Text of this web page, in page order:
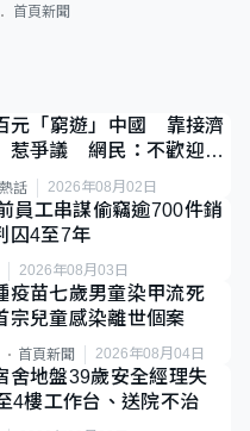
首頁新聞
元「窮遊」中國 靠接濟
惹爭議 網民：不歡迎劣
話 2026年08月02日
員工串謀偷竊逾700件銷
4至7年
2026年08月03日
疫苗七歲男童染甲流死
兒童感染離世個案
首頁新聞 2026年08月04日
舍地盤39歲安全經理失
樓工作台、送院不治